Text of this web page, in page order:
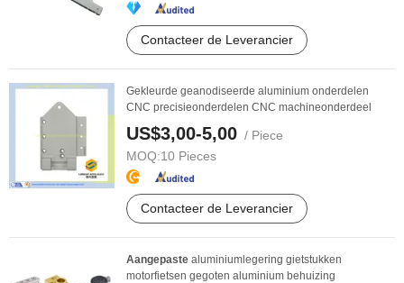
Contacteer de Leverancier
Gekleurde geanodiseerde aluminium onderdelen
CNC precisieonderdelen CNC machineonderdeel
US$3,00-5,00 / Piece
MOQ:10 Pieces
Contacteer de Leverancier
Aangepaste aluminiumlegering gietstukken
motorfietsen gegoten aluminium behuizing